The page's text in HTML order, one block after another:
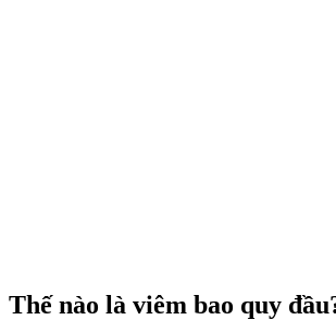
Thế nào là viêm bao quy